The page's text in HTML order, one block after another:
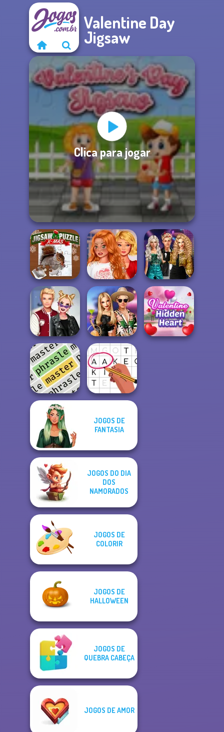
Valentine Day
Jigsaw
Clica para jogar
Jigsaw Puzzle
XMas
Bestie To The
Rescue Breakup
P...
Party Crashers
Ex-Boyfriend
Ed...
Kiss, Marry, Hate
Challenge
BFFs' Birthday
Bash For Babs
Phrasle Master
JOGOS DE
FANTASIA
JOGOS DO DIA
DOS
NAMORADOS
JOGOS DE
COLORIR
JOGOS DE
HALLOWEEN
JOGOS DE
QUEBRA CABEÇA
JOGOS DE AMOR